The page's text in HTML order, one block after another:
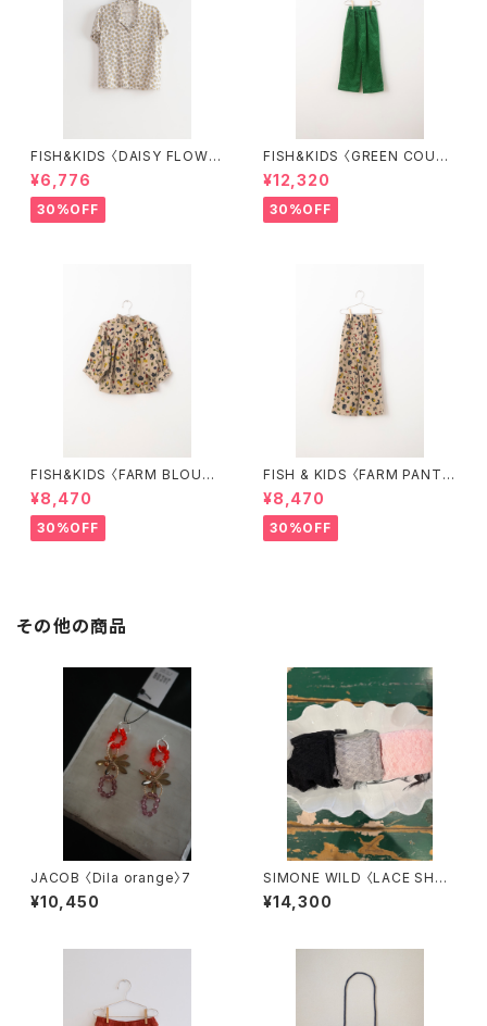
FISH&KIDS 〈DAISY FLOWE
R SHIRT〉
¥6,776
30%OFF
FISH&KIDS 〈GREEN COURD
ORY〉
¥12,320
30%OFF
FISH&KIDS 〈FARM BLOUS
E〉
¥8,470
30%OFF
FISH & KIDS 〈FARM PANT
S〉
¥8,470
30%OFF
その他の商品
JACOB 〈Dila orange〉7
¥10,450
SIMONE WILD 〈LACE SHOR
T THONG SOCKS〉
¥14,300